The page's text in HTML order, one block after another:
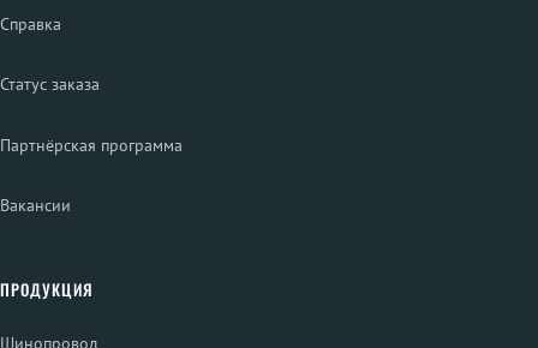
Справка
Статус заказа
Партнёрская программа
Вакансии
ПРОДУКЦИЯ
Шинопровод